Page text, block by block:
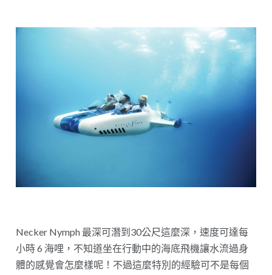
Necker Nymph 最深可潛到30公尺這麼深，速度可達每
小時 6 海哩，不知道坐在行動中的海底飛機讓水流過身
體的感覺會怎麼樣呢！不過這麼特別的經驗可不是每個